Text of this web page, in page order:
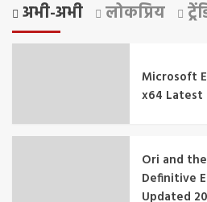
अभी-अभी लोकप्रिय
Microsoft
x64 Latest
Ori and
Definitive
Updated